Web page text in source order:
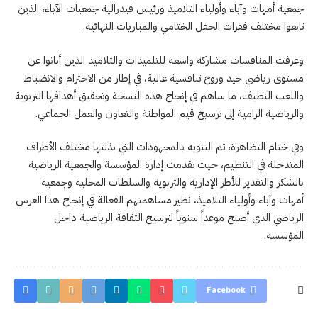
جمعية أمهات وآباء وأولياء التلاميذ ورئيس فيدرالية جمعيات الآباء، الذين
تابعوا مختلف فقرات الحفل الختامي والمباريات النهائية.
وعرفت المنافسات مشاركة واسعة للتلميذات والتلاميذ الذين أبانوا عن
مستوى رياضي جيد وروح تنافسية عالية، في إطار من الاحترام والانضباط
واللعب النظيف، ما ساهم في إنجاح هذه النسخة وتحقيق أهدافها التربوية
والرياضية الرامية إلى ترسيخ قيم المواطنة والتعاون والعمل الجماعي.
وفي ختام التظاهرة، تم التنويه بالمجهودات التي بذلتها مختلف الأطراف
المتدخلة في التنظيم، حيث تقدمت إدارة المؤسسة والجمعية الرياضية
بالشكر والتقدير للأطر الإدارية والتربوية والسلطات المحلية وجمعية
أمهات وآباء وأولياء التلاميذ، نظير مساهمتهم الفعالة في إنجاح هذا العرس
الرياضي الذي أصبح موعداً سنوياً لترسيخ الثقافة الرياضية داخل
المؤسسة.
Facebook